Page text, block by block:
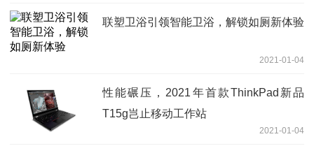
联塑卫浴引领智能卫浴，解锁如厕新体验
2021-01-04
性能碾压，2021年首款ThinkPad新品
T15g岂止移动工作站
2021-01-04